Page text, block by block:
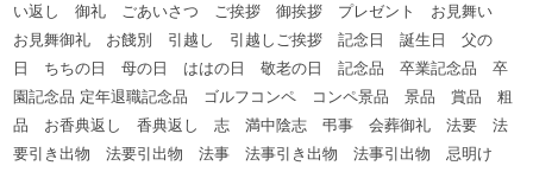
い返し 御礼 ごあいさつ ご挨拶 御挨拶 プレゼント お見舞い
お見舞御礼 お餞別 引越し 引越しご挨拶 記念日 誕生日 父の
日 ちちの日 母の日 ははの日 敬老の日 記念品 卒業記念品 卒
園記念品 定年退職記念品 ゴルフコンペ コンペ景品 景品 賞品 粗
品 お香典返し 香典返し 志 満中陰志 弔事 会葬御礼 法要 法
要引き出物 法要引出物 法事 法事引き出物 法事引出物 忌明け